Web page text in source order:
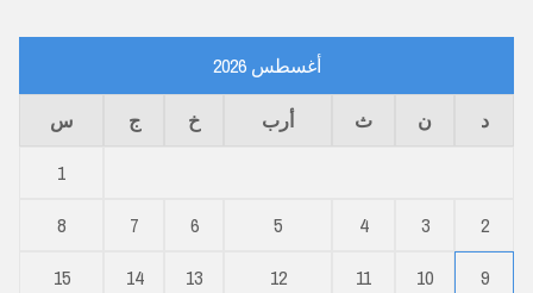
أغسطس 2026
د ن ث أرب خ ج
س
1
2
3
4
5
6
7
8
9
10
11
12
13
14
15